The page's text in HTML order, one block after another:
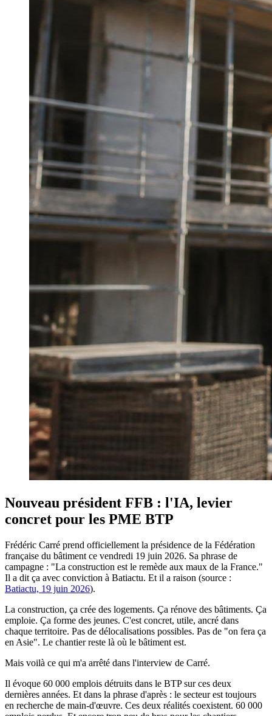
Nouveau président FFB : l'IA, levier
concret pour les PME BTP
Frédéric Carré prend officiellement la présidence de la Fédération
française du bâtiment ce vendredi 19 juin 2026. Sa phrase de
campagne : "La construction est le remède aux maux de la France."
Il a dit ça avec conviction à Batiactu. Et il a raison (source :
Batiactu, 19 juin 2026).
La construction, ça crée des logements. Ça rénove des bâtiments. Ça
emploie. Ça forme des jeunes. C'est concret, utile, ancré dans
chaque territoire. Pas de délocalisations possibles. Pas de "on fera ça
en Asie". Le chantier reste là où le bâtiment est.
Mais voilà ce qui m'a arrêté dans l'interview de Carré.
Il évoque 60 000 emplois détruits dans le BTP sur ces deux
dernières années. Et dans la phrase d'après : le secteur est toujours
en recherche de main-d'œuvre. Ces deux réalités coexistent. 60 000